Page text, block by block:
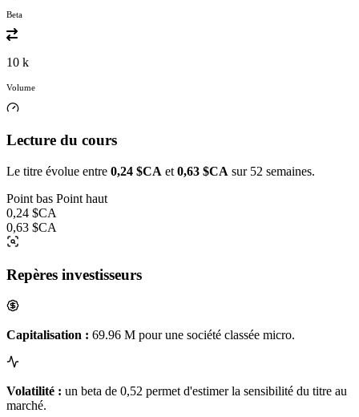
Beta
10 k
Volume
Lecture du cours
Le titre évolue entre 0,24 $CA et 0,63 $CA sur 52 semaines.
Point bas Point haut
0,24 $CA
0,63 $CA
Repères investisseurs
Capitalisation : 69.96 M pour une société classée micro.
Volatilité : un beta de 0,52 permet d'estimer la sensibilité du titre au
marché.